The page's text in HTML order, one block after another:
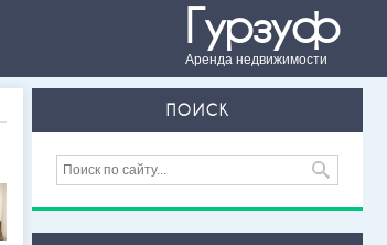
Гурзуф
Аренда недвижимости
ПОИСК